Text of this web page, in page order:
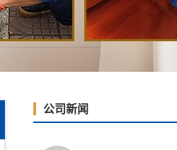
公司新闻